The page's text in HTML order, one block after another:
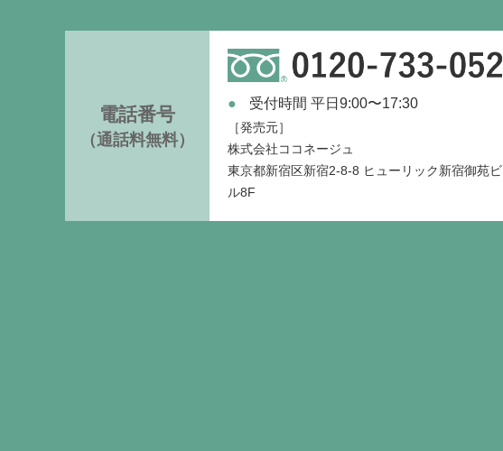
電話番号
（通話料無料）
受付時間 平日9:00〜17:30
［発売元］
株式会社ココネージュ
東京都新宿区新宿2-8-8 ヒューリック新宿御苑ビ
ル8F